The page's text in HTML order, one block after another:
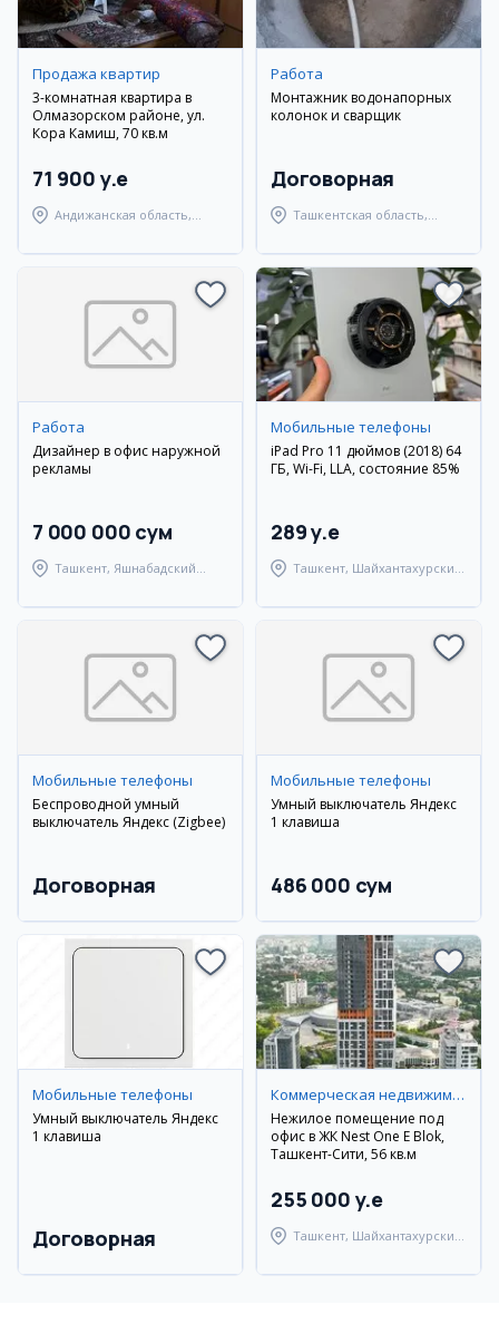
Продажа квартир
3-комнатная квартира в
Олмазорском районе, ул.
Кора Камиш, 70 кв.м
71 900 y.e
Андижанская область,
Работа
Монтажник водонапорных
колонок и сварщик
Договорная
Ташкентская область,
Работа
Дизайнер в офис наружной
рекламы
7 000 000 сум
Ташкент, Яшнабадский
Мобильные телефоны
iPad Pro 11 дюймов (2018) 64
ГБ, Wi-Fi, LLA, состояние 85%
289 y.e
Ташкент, Шайхантахурский
Мобильные телефоны
Беспроводной умный
выключатель Яндекс (Zigbee)
Договорная
Мобильные телефоны
Умный выключатель Яндекс
1 клавиша
486 000 сум
Мобильные телефоны
Умный выключатель Яндекс
1 клавиша
Договорная
Коммерческая недвижимость
Нежилое помещение под
офис в ЖК Nest One E Blok,
Ташкент-Сити, 56 кв.м
255 000 y.e
Ташкент, Шайхантахурский